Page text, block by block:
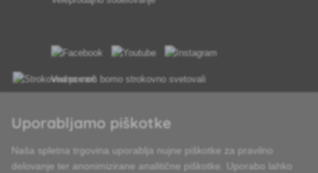
Vedno vam bomo strokovno svetovali
Uporabljamo piškotke
Naša spletna trgovina uporablja nujne piškotke za pravilno
delovanje ter anonimizirane analitične piškotke. Uporabo lahko